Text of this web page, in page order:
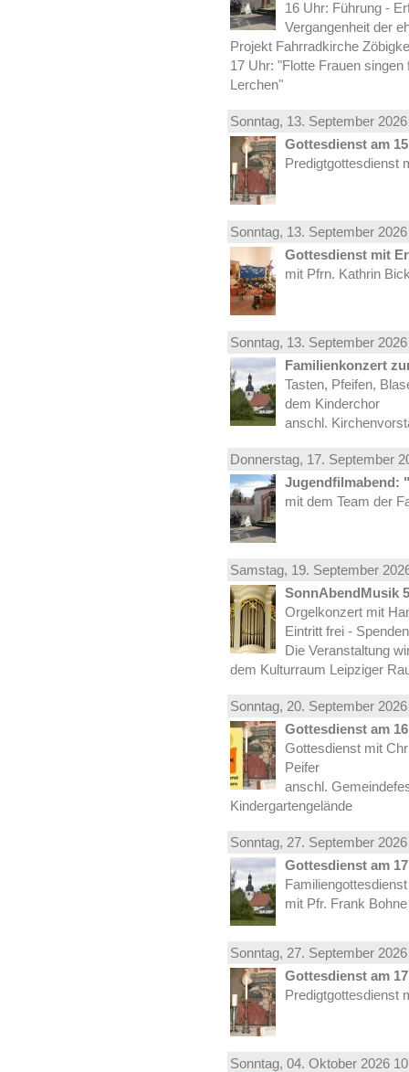
16 Uhr: Führung -
Vergangenheit der
Projekt Fahrradkirche
17 Uhr: "Flotte Frauen
Lerchen"
Sonntag, 13. September
Gottesdienst am
Predigtgottesdienst
Sonntag, 13. September
Gottesdienst mit
mit Pfrn. Kathrin
Sonntag, 13. September
Familienkonzert
Tasten, Pfeifen,
dem Kinderchor
anschl.
Donnerstag, 17. September
Jugendfilmabend:
mit dem Team der
Samstag, 19. September
SonnAbendMusik 5
Orgelkonzert mit
Eintritt frei -
Die Veranstaltung
dem Kulturraum Leipziger
Sonntag, 20. September
Gottesdienst am
Gottesdienst mit
Peifer
anschl.
Kindergartengelände
Sonntag, 27. September
Gottesdienst am
mit Pfr. Frank
Sonntag, 27. September
Gottesdienst am
Predigtgottesdienst
Sonntag, 04. Oktober 2026